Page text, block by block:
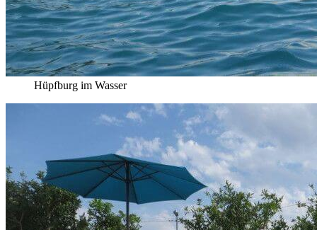
Hüpfburg im Wasser